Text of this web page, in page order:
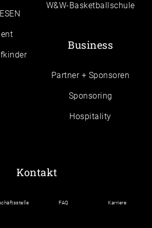
W&W-Basketballschule
Business
Partner + Sponsoren
Sponsoring
Hospitality
Kontakt
FAQ Karriere